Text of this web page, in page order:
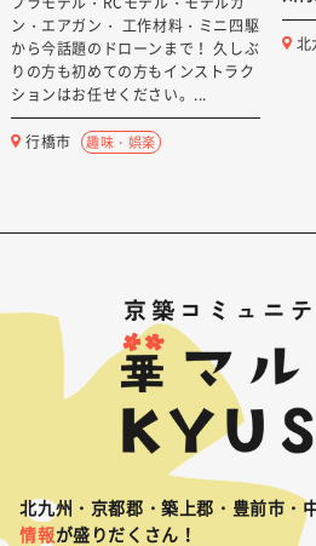
ン・エアガン・ 工作材料・ミニ四駆
から今話題のドローンまで！ 久しぶ
りの方も初めての方もインストラク
ションはお任せください。...
行橋市 趣味・娯楽
北
北九州・京都郡・築上郡・豊前市・
情報が盛りだくさん！